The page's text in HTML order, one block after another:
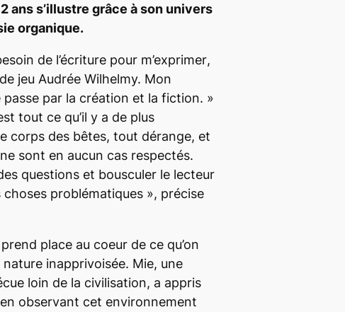
ans s’illustre grâce à son univers
organique.
de l’écriture pour m’exprimer,
jeu Audrée Wilhelmy. Mon
passe par la création et la fiction. »
tout ce qu’il y a de plus
corps des bêtes, tout dérange, et
sont en aucun cas respectés.
questions et bousculer le lecteur
problématiques », précise
place au coeur de ce qu’on
nature inapprivoisée. Mie, une
loin de la civilisation, a appris
observant cet environnement